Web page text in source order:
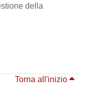
della
Torna all'inizio